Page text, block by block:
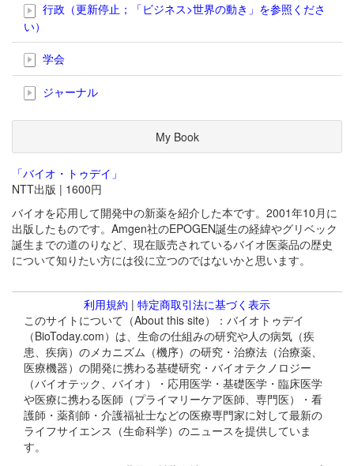
行政（更新停止；「ビジネス>世界の動き」を参照くださ
い）
学会
ジャーナル
My Book
「バイオ・トゥデイ」
NTT出版 | 1600円
バイオを応用して開発中の新薬を紹介した本です。2001年10月に
出版したものです。Amgen社のEPOGEN誕生の経緯やグリベック
誕生までの道のりなど、現在販売されているバイオ医薬品の歴史
について知りたい方には役に立つのではないかと思います。
利用規約 | 特定商取引法に基づく表示
このサイトについて（About this site）：バイオトゥデイ
（BioToday.com）は、生命の仕組みの研究や人の病気（疾
患、疾病）のメカニズム（機序）の研究・治療法（治療薬、
医療機器）の開発に携わる基礎研究・バイオテクノロジー
（バイオテック、バイオ）・応用医学・基礎医学・臨床医学
や医療に携わる医師（プライマリーケア医師、専門医）・看
護師・薬剤師・介護福祉士などの医療専門家に対して最新の
ライフサイエンス（生命科学）のニュースを提供していま
す。